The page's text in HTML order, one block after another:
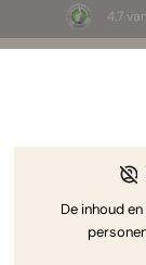
4.7
Cannabis
De inhoud